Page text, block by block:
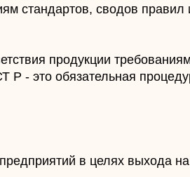
стандартов, сводов
продукции
Р - это обязательная
в целях выхода